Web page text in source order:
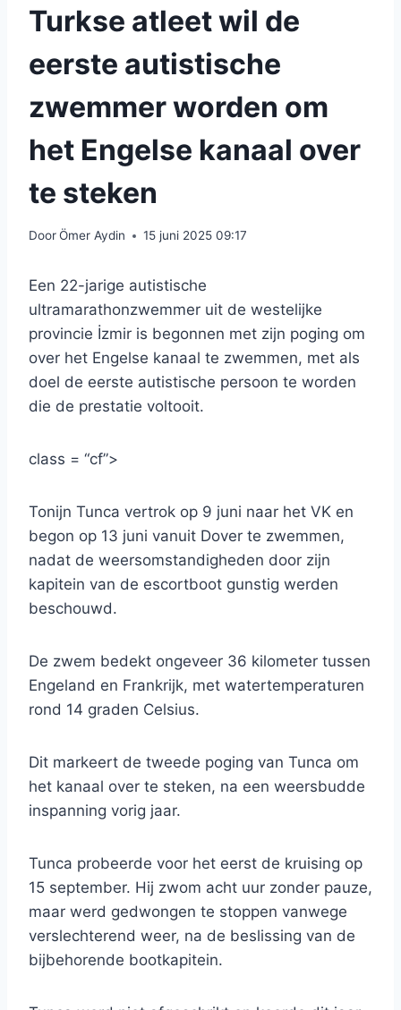
Turkse atleet wil de
eerste autistische
zwemmer worden om
het Engelse kanaal over
te steken
DoorÖmer Aydin 15 juni 2025 09:17
Een 22-jarige autistische
ultramarathonzwemmer uit de westelijke
provincie İzmir is begonnen met zijn poging om
over het Engelse kanaal te zwemmen, met als
doel de eerste autistische persoon te worden
die de prestatie voltooit.
class = “cf”>
Tonijn Tunca vertrok op 9 juni naar het VK en
begon op 13 juni vanuit Dover te zwemmen,
nadat de weersomstandigheden door zijn
kapitein van de escortboot gunstig werden
beschouwd.
De zwem bedekt ongeveer 36 kilometer tussen
Engeland en Frankrijk, met watertemperaturen
rond 14 graden Celsius.
Dit markeert de tweede poging van Tunca om
het kanaal over te steken, na een weersbudde
inspanning vorig jaar.
Tunca probeerde voor het eerst de kruising op
15 september. Hij zwom acht uur zonder pauze,
maar werd gedwongen te stoppen vanwege
verslechterend weer, na de beslissing van de
bijbehorende bootkapitein.